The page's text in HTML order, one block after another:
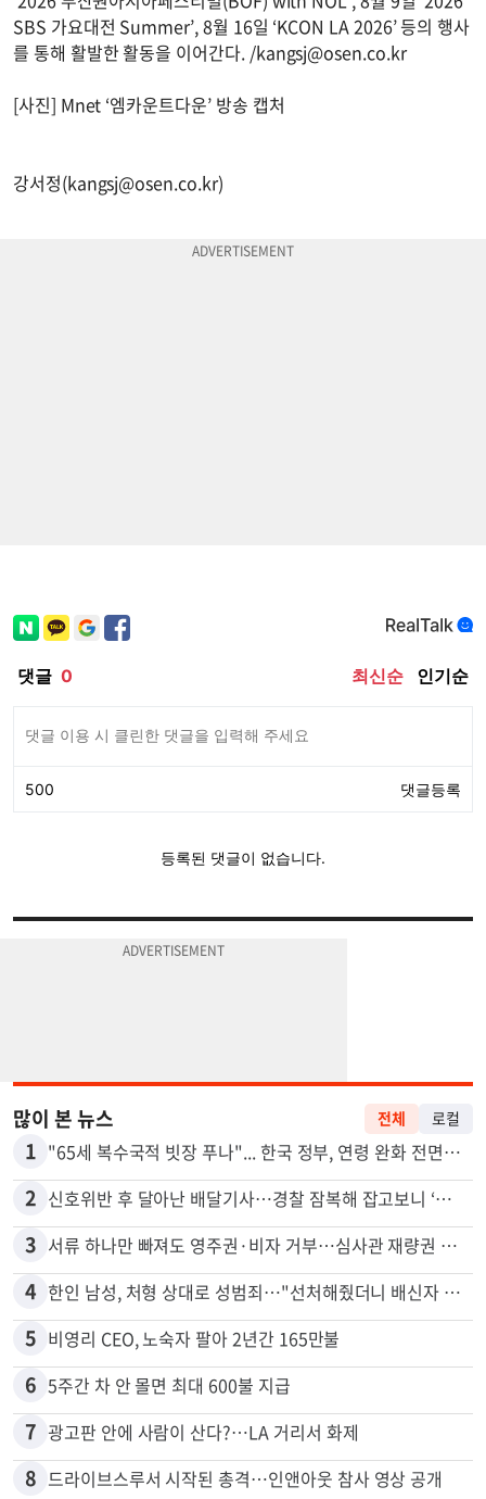
SBS 가요대전 Summer’, 8월 16일 ‘KCON LA 2026’ 등의 행사
를 통해 활발한 활동을 이어간다. /kangsj@osen.co.kr
[사진] Mnet ‘엠카운트다운’ 방송 캡처
강서정(kangsj@osen.co.kr)
많이 본 뉴스 전체 로컬
1 "65세 복수국적 빗장 푸나"... 한국 정부, 연령 완화 전면 추진
2 신호위반 후 달아난 배달기사…경찰 잠복해 잡고보니 ‘반전’
3 서류 하나만 빠져도 영주권·비자 거부…심사관 재량권 대폭 확대
4 한인 남성, 처형 상대로 성범죄…"선처해줬더니 배신자 취급"
5 비영리 CEO, 노숙자 팔아 2년간 165만불
6 5주간 차 안 몰면 최대 600불 지급
7 광고판 안에 사람이 산다?…LA 거리서 화제
8 드라이브스루서 시작된 총격…인앤아웃 참사 영상 공개